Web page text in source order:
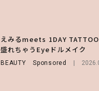
えみるmeets 1DAY
盛れちゃうEyeドルメイク
BEAUTY Sponsored
【SNIDEL】長濱ねるとロマ
ッドな秋はじめ｜2026秋の新
FASHION Sponsored
【ハローキティ】がスシロー
第1弾の気になるメニュー＆
チェック！
2026.07.31